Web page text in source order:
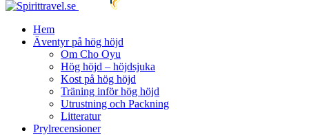
Hem
Äventyr på hög höjd
Om Cho Oyu
Hög höjd – höjdsjuka
Kost på hög höjd
Träning inför hög höjd
Utrustning och Packning
Litteratur
Prylrecensioner